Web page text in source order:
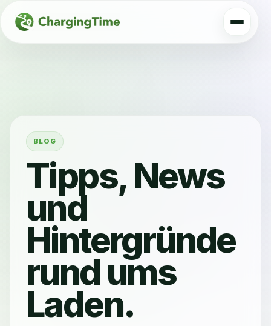
BLOG
Tipps, News
und
Hintergründe
rund ums
Laden.